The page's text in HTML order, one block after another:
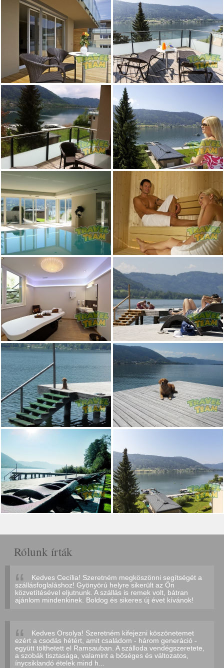
Rólunk írták
Kedves Cecília! Szeretném megköszönni segítségét a
szállásfoglaláshoz! Gyönyörú helyre sikerült az Ön
közvetítésével eljutnunk. A szállás is remek volt, bátran
ajánlom mindenkinek. Boldog és sikeres új évet kívánok!
Kedves Orsolya! Szeretném kifejezni köszönetemet
ezért a csodás hétért, amit családom - három generáció -
együtt tölthetett el Ramsauban. A szálloda vendégszeretete,
a szobák tisztasága, valamint a bőséges és változatos,
ínycsiklandó ételek mind h...